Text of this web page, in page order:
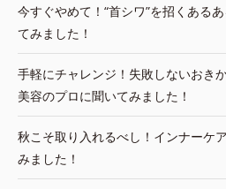
今すぐやめて！“首シワ”を招くある
てみました！
手軽にチャレンジ！失敗しないおき
美容のプロに聞いてみました！
秋こそ取り入れるべし！インナーケ
みました！